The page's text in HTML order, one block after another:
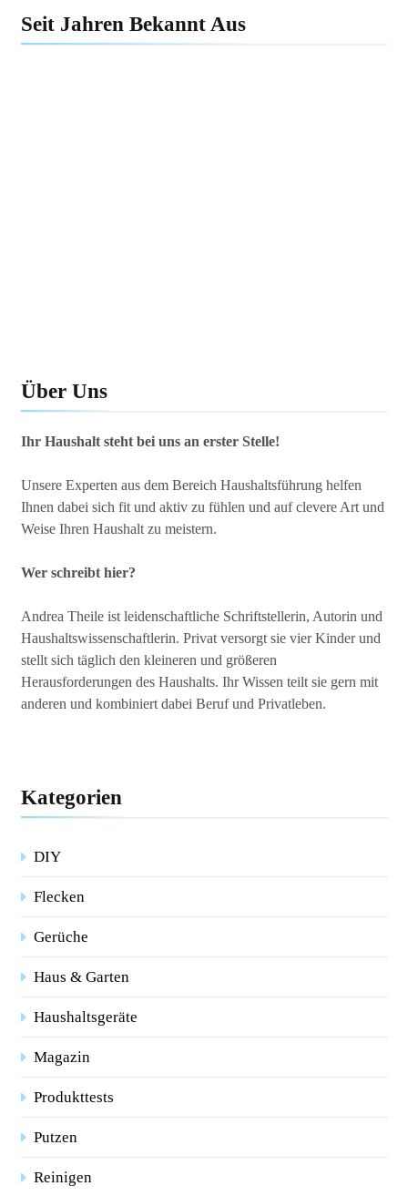
Sofa reinigen: So entfernst du
Seit Jahren Bekannt Aus
Über Uns
Ihr Haushalt steht bei uns an erster Stelle!
Unsere Experten aus dem Bereich Haushaltsführung helfen
Ihnen dabei sich fit und aktiv zu fühlen und auf clevere Art und
Weise Ihren Haushalt zu meistern.
Wer schreibt hier?
Andrea Theile ist leidenschaftliche Schriftstellerin, Autorin und
Haushaltswissenschaftlerin. Privat versorgt sie vier Kinder und
stellt sich täglich den kleineren und größeren
Herausforderungen des Haushalts. Ihr Wissen teilt sie gern mit
anderen und kombiniert dabei Beruf und Privatleben.
Kategorien
DIY
Flecken
Gerüche
Haus & Garten
Haushaltsgeräte
Magazin
Produkttests
Putzen
Reinigen